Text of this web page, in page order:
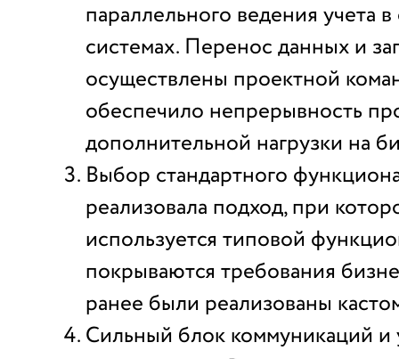
параллельного ведения учета
системах. Перенос данных и
осуществлены проектной
обеспечило непрерывность
дополнительной нагрузки на
Выбор стандартного
реализовала подход, при
используется типовой
покрываются требования
ранее были реализованы
Сильный блок коммуникаций и